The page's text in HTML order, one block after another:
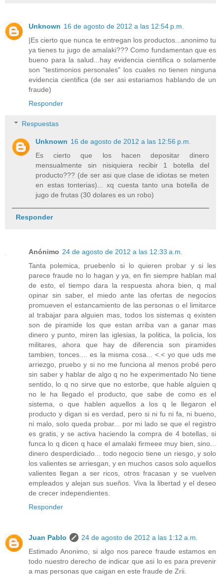
Unknown 16 de agosto de 2012 a las 12:54 p.m.
|Es cierto que nunca te entregan los productos...anonimo tu
ya tienes tu jugo de amalaki??? Como fundamentan que es
bueno para la salud...hay evidencia cientifica o solamente
son "testimonios personales" los cuales no tienen ninguna
evidencia cientifica (de ser asi estariamos hablando de un
fraude)
Responder
Respuestas
Unknown 16 de agosto de 2012 a las 12:56 p.m.
Es cierto que los hacen depositar dinero
mensualmente sin nisiquiera recibir 1 botella del
producto??? (de ser asi que clase de idiotas se meten
en estas tonterias)... xq cuesta tanto una botella de
jugo de frutas (30 dolares es un robo)
Responder
Anónimo 24 de agosto de 2012 a las 12:33 a.m.
Tanta polemica, pruebenlo si lo quieren probar y si les
parece fraude no lo hagan y ya, en fin siempre hablan mal
de esto, el tiempo dara la respuesta ahora bien, q mal
opinar sin saber, el miedo ante las ofertas de negocios
promueven el estancamiento de las personas o el limitarce
al trabajar para alguien mas, todos los sistemas q existen
son de piramide los que estan arriba van a ganar mas
dinero y punto, miren las iglesias, la politica, la policia, los
militares, ahora que hay de diferencia son piramides
tambien, tonces.... es la misma cosa... <.< yo que uds me
arriezgo, pruebo y si no me funciona al menos probé pero
sin saber y hablar de algo q no he experimentado No tiene
sentido, lo q no sirve que no estorbe, que hable alguien q
no le ha llegado el producto, que sabe de como es el
sistema, o que hablen aquellos a los q le llegaron el
producto y digan si es verdad, pero si ni fu ni fa, ni bueno,
ni malo, solo queda probar... por mi lado se que el registro
es gratis, y se activa haciendo la compra de 4 botellas, si
funca lo q dicen q hace el amalaki firmeee muy bien, sino...
dinero desperdiciado... todo negocio tiene un riesgo, y solo
los valientes se arriesgan, y en muchos casos solo aquellos
valientes llegan a ser ricos, otros fracasan y se vuelven
empleados y alejan sus sueños. Viva la libertad y el deseo
de crecer independientes.
Responder
Juan Pablo
24 de agosto de 2012 a las 1:12 a.m.
Estimado Anonimo, si algo nos parece fraude estamos en
todo nuestro derecho de indicar que asi lo es para prevenir
a mas personas que caigan en este fraude de Zrii.